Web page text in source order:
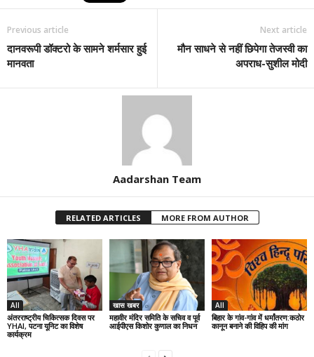
Previous article
दानवरूपी डॉक्टरो के सामने शर्मसार हुई
मानवता
Next article
मौन साधने से नहीं छिपेगा तेजस्वी का
अपराध-सुशील मोदी
Aadarshan Team
RELATED ARTICLES MORE FROM AUTHOR
All
अंतरराष्ट्रीय चिकित्सक दिवस पर
YHAI, पटना यूनिट का विशेष
कार्यक्रम
खास खबर
महावीर मंदिर समिति के सचिव व पूर्व
आईपीएस किशोर कुणाल का निधन
All
बिहार के गांव-गांव में धर्मांतरण:कठोर
कानून बनाने की विहिप की मांग